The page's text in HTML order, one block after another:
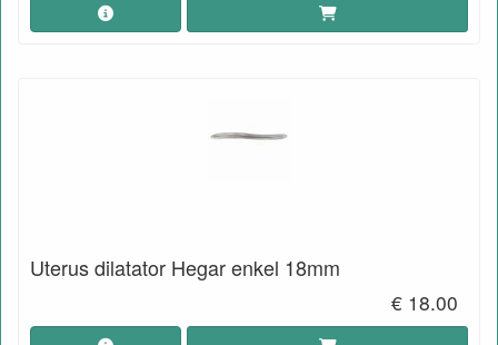
Uterus dilatator Hegar enkel 18mm
€ 18.00